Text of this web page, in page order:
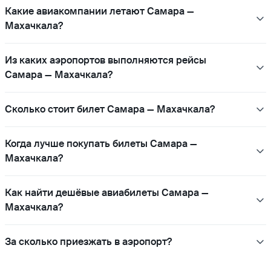
Какие авиакомпании летают Самара —
Махачкала?
Из каких аэропортов выполняются рейсы
Самара — Махачкала?
Сколько стоит билет Самара — Махачкала?
Когда лучше покупать билеты Самара —
Махачкала?
Как найти дешёвые авиабилеты Самара —
Махачкала?
За сколько приезжать в аэропорт?